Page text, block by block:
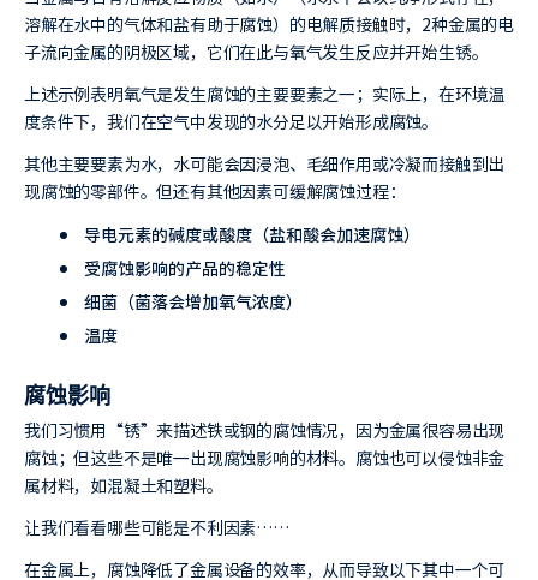
溶解在水中的气体和盐有助于腐蚀）的电解质接触时，2种金属的电
子流向金属的阴极区域，它们在此与氧气发生反应并开始生锈。
上述示例表明氧气是发生腐蚀的主要要素之一；实际上，在环境温
度条件下，我们在空气中发现的水分足以开始形成腐蚀。
其他主要要素为水，水可能会因浸泡、毛细作用或冷凝而接触到出
现腐蚀的零部件。但还有其他因素可缓解腐蚀过程：
导电元素的碱度或酸度（盐和酸会加速腐蚀）
受腐蚀影响的产品的稳定性
细菌（菌落会增加氧气浓度）
温度
腐蚀影响
我们习惯用“锈”来描述铁或钢的腐蚀情况，因为金属很容易出现
腐蚀；但这些不是唯一出现腐蚀影响的材料。腐蚀也可以侵蚀非金
属材料，如混凝土和塑料。
让我们看看哪些可能是不利因素……
在金属上，腐蚀降低了金属设备的效率，从而导致以下其中一个可